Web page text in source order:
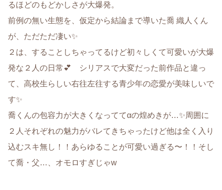
るほどのもどかしさが大爆発。
前例の無い生態を、仮定から結論まで導いた喬 織人くん
が、ただただ凄い✨
２は、することしちゃってるけど初々しくて可愛いが大爆
発な２人の日常💕 シリアスで大変だった前作品と違っ
て、高校生らしい右往左往する青少年の恋愛が美味しいで
す✨
喬くんの包容力が大きくなっててαの煌めきが…✨周囲に
２人それぞれの魅力がバレてきちゃったけど他は全く入り
込むスキ無し！！あらゆることが可愛い過ぎる〜！！そし
て喬・父…、オモロすぎじゃw